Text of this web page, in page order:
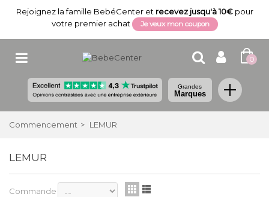
Rejoignez la famille BebéCenter et recevez jusqu'à 10€pour
votre premier achat
Je veux mon coupon
0
Grandes
Marques
Commencement > LEMUR
LEMUR
Commande